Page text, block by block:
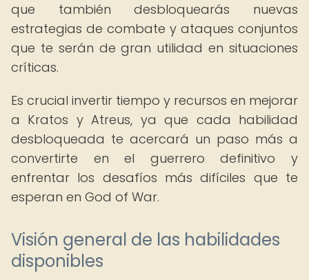
que también desbloquearás nuevas
estrategias de combate y ataques conjuntos
que te serán de gran utilidad en situaciones
críticas.
Es crucial invertir tiempo y recursos en mejorar
a Kratos y Atreus, ya que cada habilidad
desbloqueada te acercará un paso más a
convertirte en el guerrero definitivo y
enfrentar los desafíos más difíciles que te
esperan en God of War.
Visión general de las habilidades
disponibles